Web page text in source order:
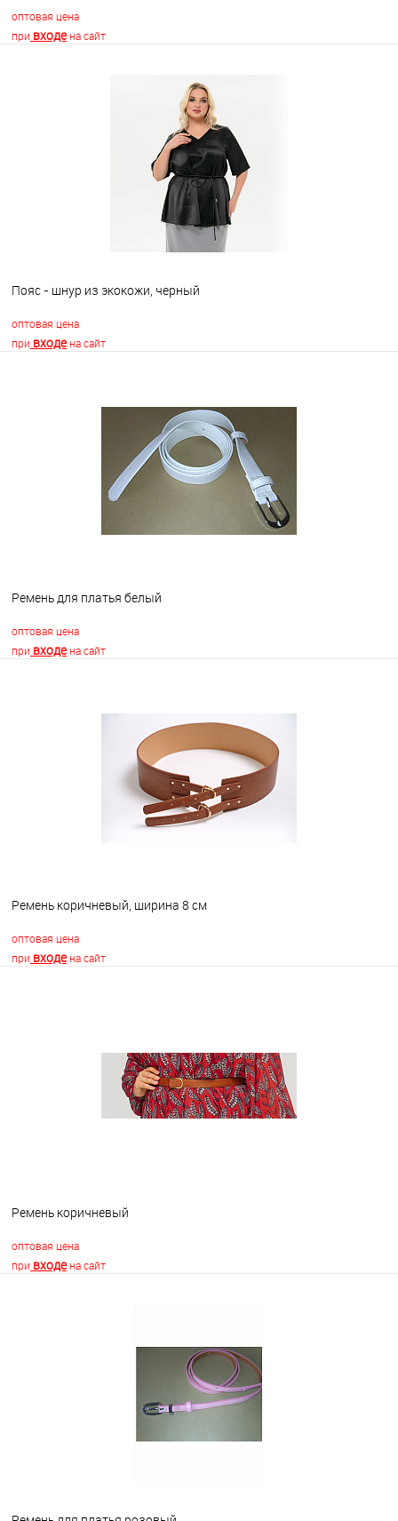
оптовая цена
при входена сайт
В корзину
Пояс - шнур из экокожи, черный
оптовая цена
при входена сайт
Недоступно
Ремень для платья белый
оптовая цена
при входена сайт
В наличии
Ремень коричневый, ширина 8 см
оптовая цена
при входена сайт
В наличии
Ремень коричневый
оптовая цена
при входена сайт
Недоступно